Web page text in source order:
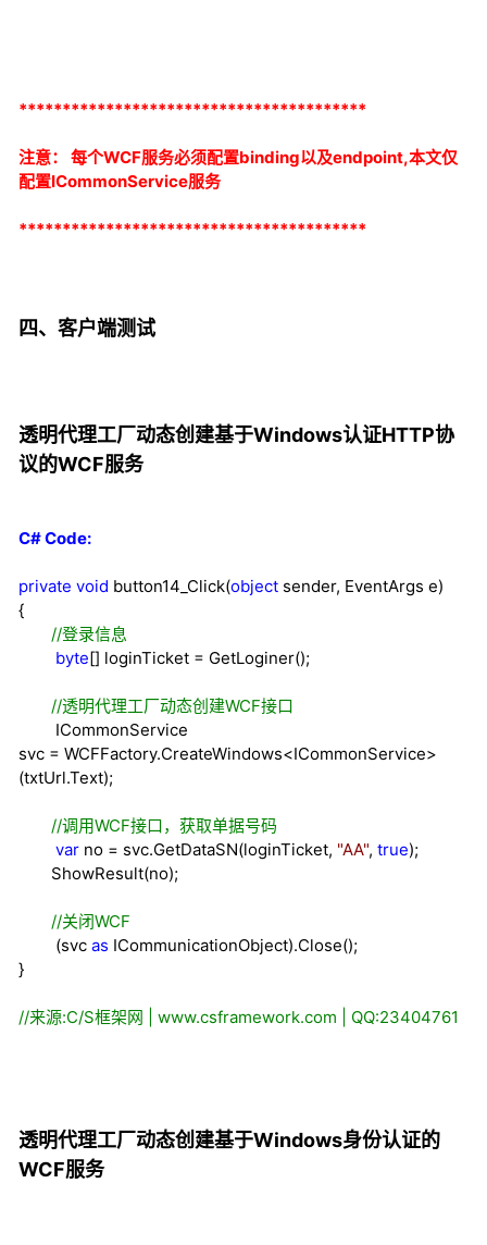
****************************************
注意： 每个WCF服务必须配置binding以及endpoint,本文仅
配置ICommonService服务
****************************************
四、客户端测试
透明代理工厂动态创建基于Windows认证HTTP协
议的WCF服务
C# Code:
private void button14_Click(object sender, EventArgs e)
{
//登录信息
byte[] loginTicket = GetLoginer();
//透明代理工厂动态创建WCF接口
ICommonService
svc = WCFFactory.CreateWindows<ICommonService>
(txtUrl.Text);
//调用WCF接口，获取单据号码
var no = svc.GetDataSN(loginTicket, "AA", true);
ShowResult(no);
//关闭WCF
(svc as ICommunicationObject).Close();
}
//来源:C/S框架网 | www.csframework.com | QQ:23404761
透明代理工厂动态创建基于Windows身份认证的
WCF服务